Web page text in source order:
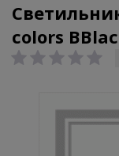
colors